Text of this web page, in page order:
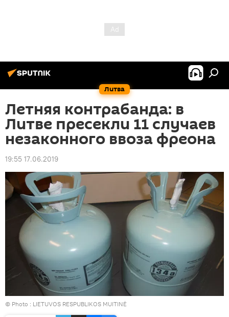
Литва
Летняя контрабанда: в
Литве пресекли 11 случаев
незаконного ввоза фреона
19:55 17.06.2019
© Photo : LIETUVOS RESPUBLIKOS MUITINĖ